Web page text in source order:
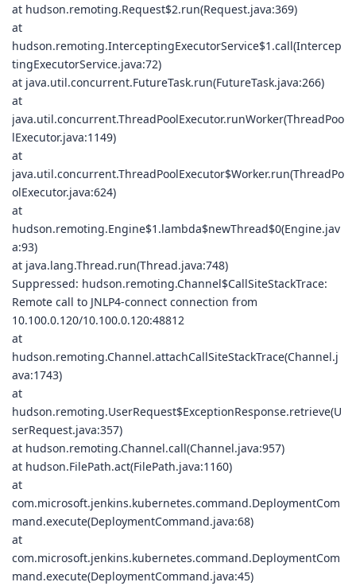
at hudson.remoting.Request$2.run(Request.java:369)
at
hudson.remoting.InterceptingExecutorService$1.call(Intercep
tingExecutorService.java:72)
at java.util.concurrent.FutureTask.run(FutureTask.java:266)
at
java.util.concurrent.ThreadPoolExecutor.runWorker(ThreadPoo
lExecutor.java:1149)
at
java.util.concurrent.ThreadPoolExecutor$Worker.run(ThreadPo
olExecutor.java:624)
at
hudson.remoting.Engine$1.lambda$newThread$0(Engine.jav
a:93)
at java.lang.Thread.run(Thread.java:748)
Suppressed: hudson.remoting.Channel$CallSiteStackTrace:
Remote call to JNLP4-connect connection from
10.100.0.120/10.100.0.120:48812
at
hudson.remoting.Channel.attachCallSiteStackTrace(Channel.j
ava:1743)
at
hudson.remoting.UserRequest$ExceptionResponse.retrieve(U
serRequest.java:357)
at hudson.remoting.Channel.call(Channel.java:957)
at hudson.FilePath.act(FilePath.java:1160)
at
com.microsoft.jenkins.kubernetes.command.DeploymentCom
mand.execute(DeploymentCommand.java:68)
at
com.microsoft.jenkins.kubernetes.command.DeploymentCom
mand.execute(DeploymentCommand.java:45)